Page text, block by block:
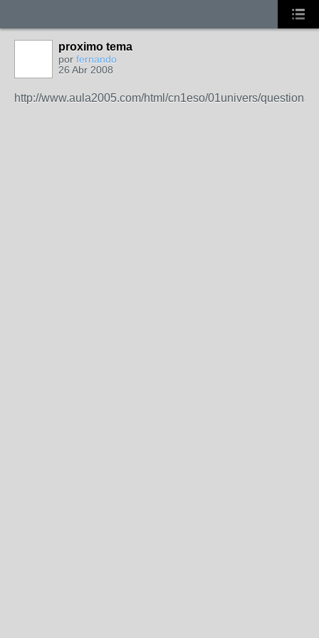
proximo tema
por fernando
26 Abr 2008
http://www.aula2005.com/html/cn1eso/01univers/